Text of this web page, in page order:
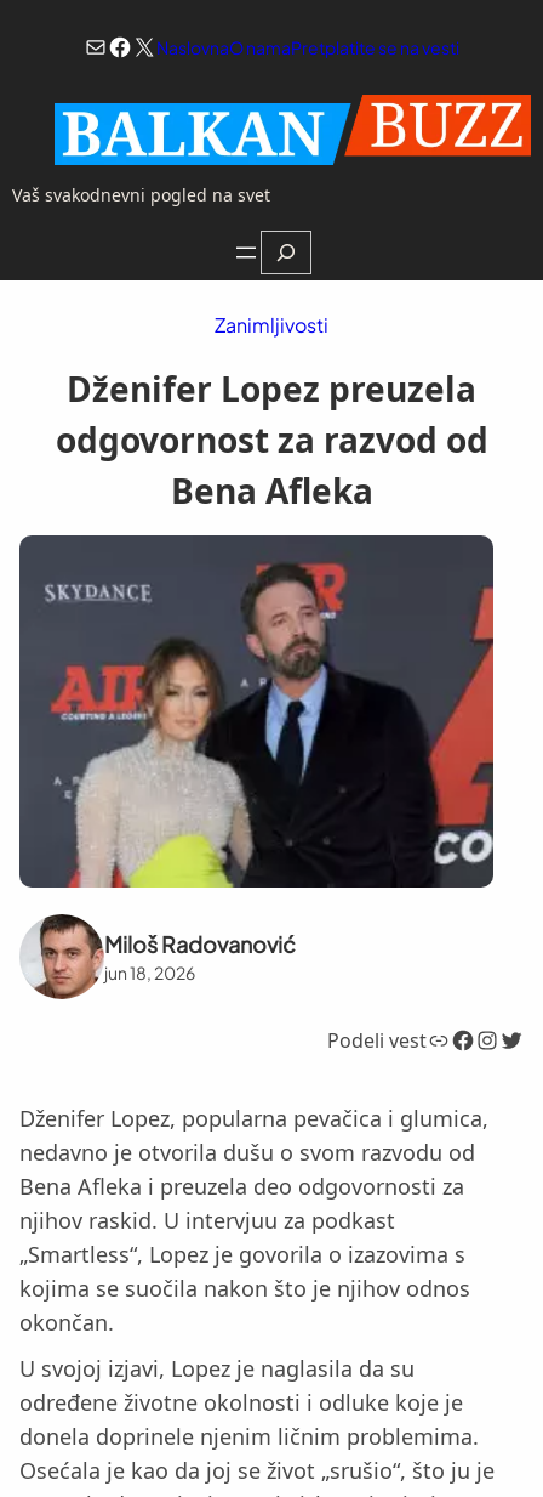
Mail
Facebook
X NaslovnaO namaPretplatite se na vesti
Vaš svakodnevni pogled na svet
Search
Zanimljivosti
Dženifer Lopez preuzela
odgovornost za razvod od
Bena Afleka
Miloš Radovanović
jun 18, 2026
Podeli vestLink Facebook InstagramTwitter
Dženifer Lopez, popularna pevačica i glumica,
nedavno je otvorila dušu o svom razvodu od
Bena Afleka i preuzela deo odgovornosti za
njihov raskid. U intervjuu za podkast
„Smartless“, Lopez je govorila o izazovima s
kojima se suočila nakon što je njihov odnos
okončan.
U svojoj izjavi, Lopez je naglasila da su
određene životne okolnosti i odluke koje je
donela doprinele njenim ličnim problemima.
Osećala je kao da joj se život „srušio“, što ju je